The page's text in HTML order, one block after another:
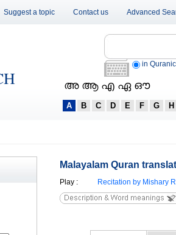
Suggest a topic Contact us Advanced
in
അ ആ എ ഏ ഔ
A B C D E F G H
Malayalam Quran
Play : Recitation by Mishary